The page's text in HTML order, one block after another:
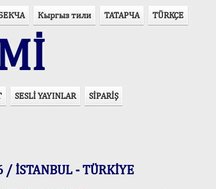
Кыргыз тили ТАТАРЧА TÜRKÇE
SESLİ YAYINLAR SİPARİŞ
İSTANBUL - TÜRKİYE